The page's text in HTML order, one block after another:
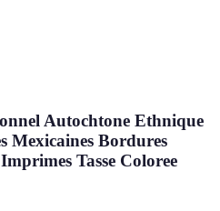
Autochtone Ethnique
Mexicaines Bordures
Tasse Coloree